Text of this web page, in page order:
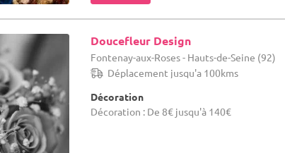
Doucefleur Design
Fontenay-aux-Roses - Hauts-de-Seine (92)
Déplacement jusqu'a 100kms
Décoration
Décoration : De 8€ jusqu'à 140€